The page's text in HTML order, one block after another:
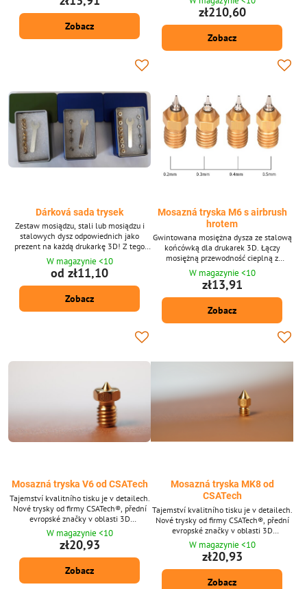
Zobacz
zł210,60
Zobacz
Dárková sada trysek
Zestaw mosiądzu, stali lub mosiądzu i
stalowych dysz odpowiednich jako
prezent na każdą drukarkę 3D! Z tego
zestawu zawsze wybierasz odpowiednią
dyszę do szczegółowego lub szybkiego
drukowania. W tym klucz montażowy -
zaciskające dysze.
W magazynie <10
od zł11,10
Zobacz
Mosazná tryska M6 s airbrush
hrotem
Gwintowana mosiężna dysza ze stalową
końcówką dla drukarek 3D. Łączy
mosiężną przewodność cieplną z
odpornością na stal nierdzewną. Ten
rodzaj dyszy jest znacznie bardziej
wydajny niż klasyczne dysze używane do
drukowania 3D.
W magazynie <10
zł13,91
Zobacz
Mosazná tryska V6 od CSATech
Tajemství kvalitního tisku je v detailech.
Nové trysky od firmy CSATech®, přední
evropské značky v oblasti 3D
technologií.​CSATech®, přední evropská
značka v oblasti 3D technologií, vyrábí
speciální produkční trysky pro vynikající
tisk a udržitelnou kvalitu
W magazynie <10
zł20,93
Zobacz
Mosazná tryska MK8 od
CSATech
Tajemství kvalitního tisku je v detailech.
Nové trysky od firmy CSATech®, přední
evropské značky v oblasti 3D
technologií. ​CSATech®, přední evropská
značka v oblasti 3D technologií, vyrábí
speciální produkční trysky pro vynikající
tisk a udržitelnou kvalitu
W magazynie <10
zł20,93
Zobacz